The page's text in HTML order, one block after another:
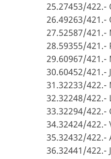
25.27453/422.-
26.49263/421.-
27.52587/421.-
28.59355/421.-
29.60967/421.-
30.60452/421.-
31.32233/422.-
32.32248/422.-
33.32294/422.-
34.32424/422.-
35.32432/422.-
36.32441/422.-